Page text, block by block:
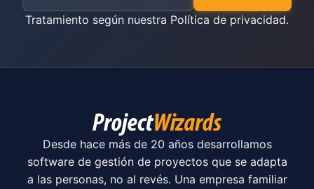
Tratamiento según nuestra Política de privacidad.
Desde hace más de 20 años desarrollamos
software de gestión de proyectos que se adapta
a las personas, no al revés. Una empresa familiar